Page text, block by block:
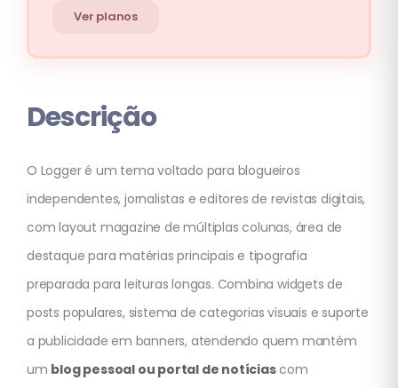
Ver planos
Descrição
O Logger é um tema voltado para blogueiros
independentes, jornalistas e editores de revistas digitais,
com layout magazine de múltiplas colunas, área de
destaque para matérias principais e tipografia
preparada para leituras longas. Combina widgets de
posts populares, sistema de categorias visuais e suporte
a publicidade em banners, atendendo quem mantém
um blog pessoal ou portal de notíciascom